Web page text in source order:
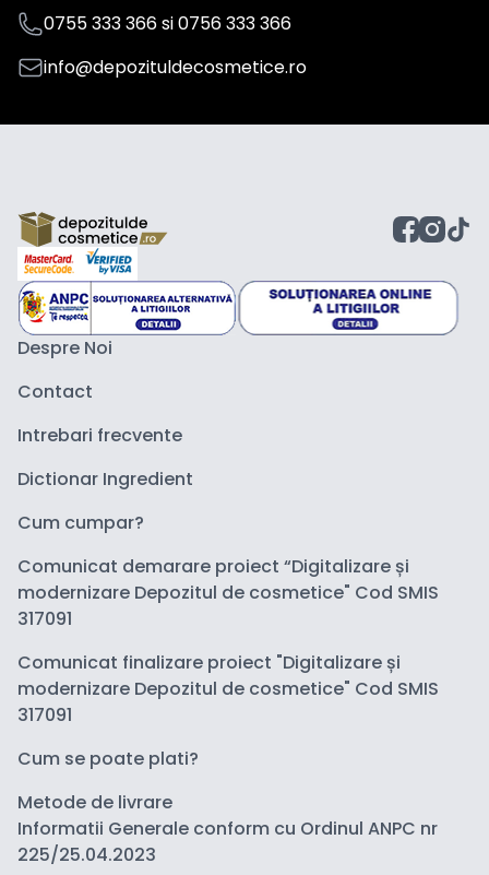
0755 333 366si0756 333 366
info@depozituldecosmetice.ro
Despre Noi
Contact
Intrebari frecvente
Dictionar Ingredient
Cum cumpar?
Comunicat demarare proiect “Digitalizare și
modernizare Depozitul de cosmetice" Cod SMIS
317091
Comunicat finalizare proiect "Digitalizare și
modernizare Depozitul de cosmetice" Cod SMIS
317091
Cum se poate plati?
Metode de livrare
Informatii Generale conform cu Ordinul ANPC nr
225/25.04.2023